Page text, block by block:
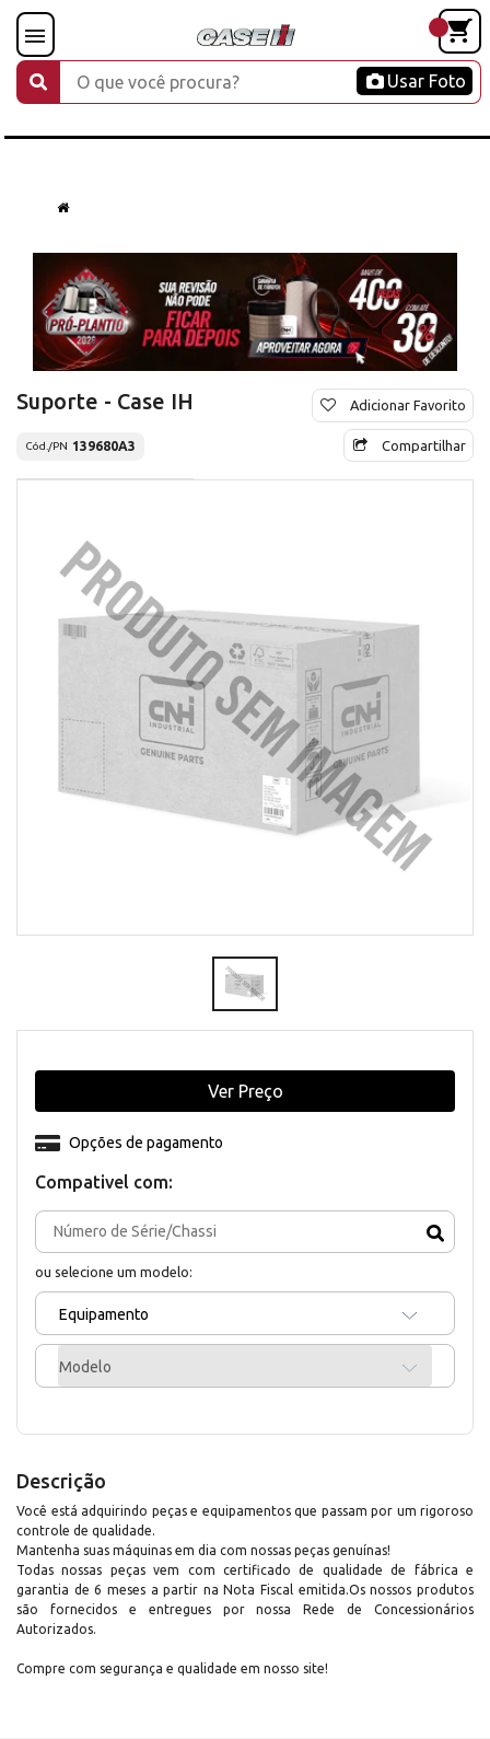
Usar Foto
Suporte - Case IH
Cód./PN 139680A3
Adicionar Favorito
Compartilhar
Compativel com:
ou selecione um modelo:
Equipamento
Modelo
Opções de pagamento
Ver Preço
Descrição
Você está adquirindo peças e equipamentos que passam por um rigoroso
controle de qualidade.
Mantenha suas máquinas em dia com nossas peças genuínas!
Todas nossas peças vem com certificado de qualidade de fábrica e
garantia de 6 meses a partir na Nota Fiscal emitida.Os nossos produtos
são fornecidos e entregues por nossa Rede de Concessionários
Autorizados.
Compre com segurança e qualidade em nosso site!